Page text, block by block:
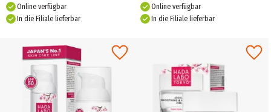
Online verfügbar
In die Filiale lieferbar
Online verfügbar
In die Filiale lieferbar